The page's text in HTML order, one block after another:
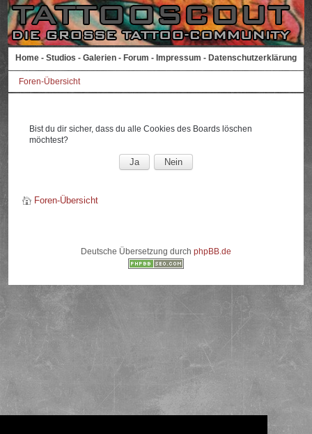
Home - Studios - Galerien - Forum - Impressum - Datenschutzerklärung
Foren-Übersicht
Bist du dir sicher, dass du alle Cookies des Boards löschen
möchtest?
Foren-Übersicht
Deutsche Übersetzung durch phpBB.de